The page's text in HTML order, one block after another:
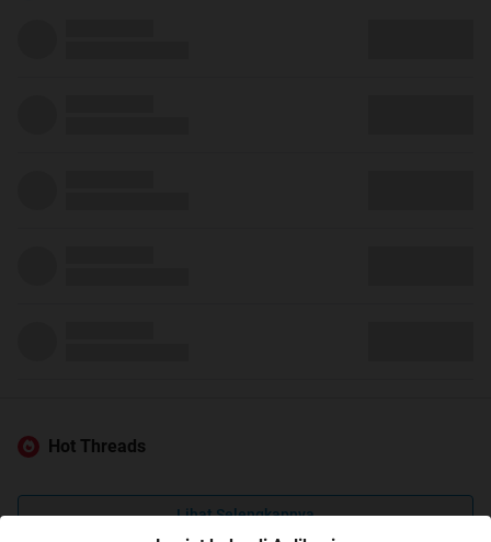
Hot Threads
Lihat Selengkapnya